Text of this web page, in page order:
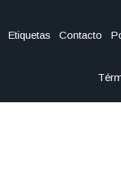
Etiquetas Contacto